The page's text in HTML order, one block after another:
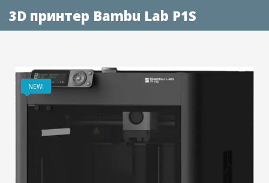
3D принтер Bambu Lab P1S
NEW!